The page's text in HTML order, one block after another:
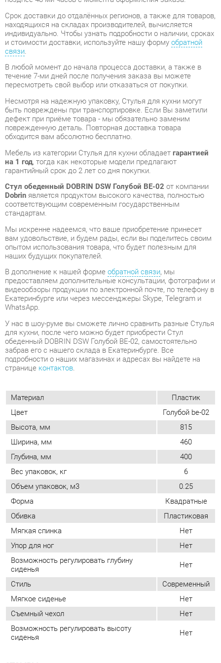
связи .
В любой момент до начала процесса доставки, а также в
течение 7-ми дней после получения заказа вы можете
пересмотреть свой выбор или отказаться от покупки.
Несмотря на надежную упаковку, Стулья для кухни могут
дефект при приёме товара - мы обязательно заменим
поврежденную деталь. Повторная доставка товара
обходится вам абсолютно бесплатно.
Мебель из категории Стулья для кухни обладаетгарантией
на 1 год, тогда как некоторые модели предлагают
гарантийный срок до 2 лет со дня покупки.
Стул обеденный DOBRIN DSW Голубой BE-02
от компании
соответствующим современным государственным
стандартам.
Мы искренне надеемся, что ваше приобретение принесет
вам удовольствие, и будем рады, если вы поделитесь своим
опытом использования товара, что будет полезным для
наших будущих покупателей.
В дополнение к нашей форме
предоставляем дополнительные консультации, фотографии и
видеообзоры продукции по электронной почте, по телефону в
Екатеринбурге или через мессенджеры Skype, Telegram и
WhatsApp.
для кухни, после чего можно будет приобрести Стул
обеденный DOBRIN DSW Голубой BE-02, самостоятельно
забрав его с нашего склада в Екатеринбурге. Все
подробности о наших магазинах и адресах вы найдете на
страницеконтактов
Материал
Пластик
Цвет
Голубой be-02
Высота, мм
Глубина, мм
400
Вес упаковок, кг
6
Объем упаковок, м3
0.25
Форма
Квадратные
Обивка
Пластиковая
Мягкая спинка
Нет
Упор для ног
Нет
Возможность регулировать глубину
сиденья
Нет
Стиль Современный
Мягкое сиденье
Нет
Съемный чехол
Нет
Возможность регулировать высоту
сиденья
Нет
ОТЗЫВЫ
Пока нет отзывов, поделитесь первым своим мнением.
ДОБАВИТЬ ОТЗЫВ